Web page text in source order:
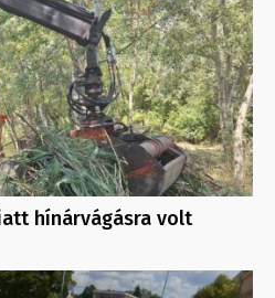
hínárvágásra volt